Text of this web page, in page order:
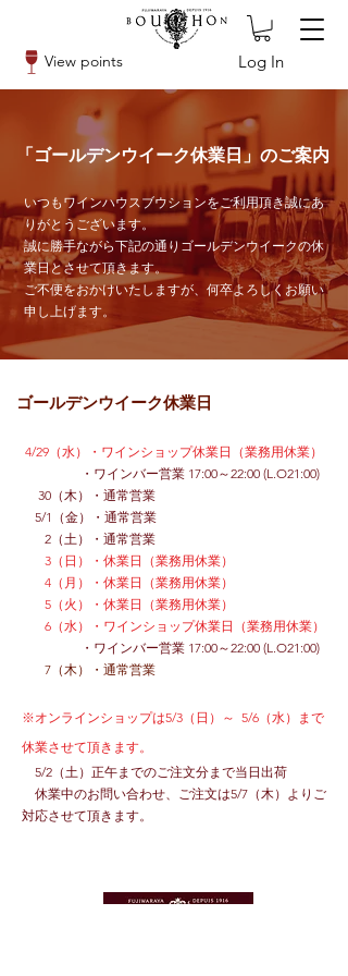
View points Log In
「ゴールデンウイーク休業日」のご案内
いつもワインハウスブウションをご利用頂き誠にあ
りがとうございます。
誠に勝手ながら下記の通りゴールデンウイークの休
業日とさせて頂きます。
ご不便をおかけいたしますが、何卒よろしくお願い
申し上げます。
ゴールデンウイーク休業日
4/29（水）・ワインショップ休業日（業務用休業）
・ワインバー営業 17:00～22:00 (L.O21:00)
30（木）・通常営業
5/1（金）
・通常営業
2（土）・ 通常営業
3（日）・休業日（業務用休業）
4（月）・休業日 （業務用休業）
5（火）・休業日（業務用休業）
6（水）・ワインショップ休業日（業務用休業）
・ワインバー営業 17:00～22:00 (L.O21:00)
7（木）・通常営業
※オンラインショップは5/3（日）～ 5/6（水）まで
休業させて頂きます。
5/2（土）正午までのご注文分まで当日出荷
休業中のお問い合わせ、ご注文は5/7（木）よりご
対応させて頂きます。